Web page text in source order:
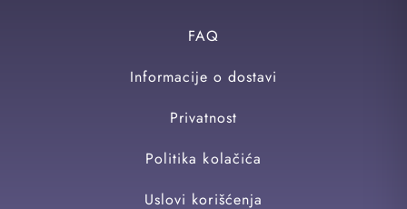
FAQ
Informacije o dostavi
Privatnost
Politika kolačića
Uslovi korišćenja